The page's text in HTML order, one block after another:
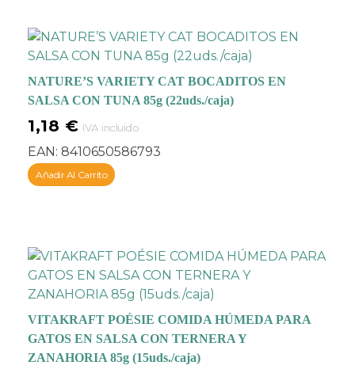
disponibles en varios
sabores como pollo,
buey, salmón y
atúnpara que tu gato
pueda disfrutar de uno
exquisitos.
NATURE’S VARIETY CAT BOCADITOS EN
SALSA CON TUNA 85g (22uds./caja)
1,18 € IVA incluido
EAN: 8410650586793
Añadir Al Carrito
VITAKRAFT POÉSIE COMIDA HÚMEDA PARA
GATOS EN SALSA CON TERNERA Y
ZANAHORIA 85g (15uds./caja)